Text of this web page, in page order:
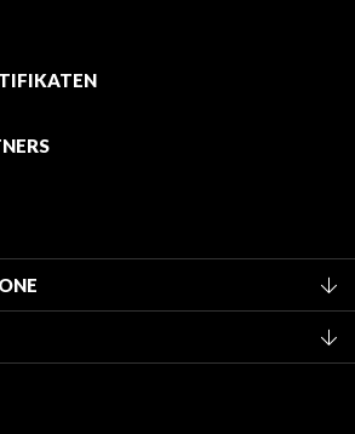
accommodaties